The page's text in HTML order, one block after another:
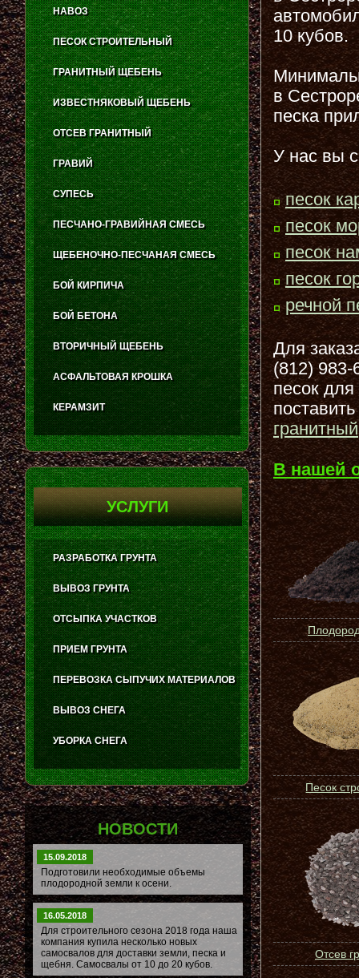
10 кубов.
в
песка
У нас вы
песок
песок
песок
песок
речной
Для
(812)
песок
гранитный
В нашей
Песок
Отсев
НАВОЗ
ПЕСОК СТРОИТЕЛЬНЫЙ
ГРАНИТНЫЙ ЩЕБЕНЬ
ИЗВЕСТНЯКОВЫЙ ЩЕБЕНЬ
ОТСЕВ ГРАНИТНЫЙ
ГРАВИЙ
СУПЕСЬ
ПЕСЧАНО-ГРАВИЙНАЯ СМЕСЬ
ЩЕБЕНОЧНО-ПЕСЧАНАЯ СМЕСЬ
БОЙ КИРПИЧА
БОЙ БЕТОНА
ВТОРИЧНЫЙ ЩЕБЕНЬ
АСФАЛЬТОВАЯ КРОШКА
КЕРАМЗИТ
УСЛУГИ
РАЗРАБОТКА ГРУНТА
ВЫВОЗ ГРУНТА
ОТСЫПКА УЧАСТКОВ
ПРИЕМ ГРУНТА
ПЕРЕВОЗКА СЫПУЧИХ МАТЕРИАЛОВ
ВЫВОЗ СНЕГА
УБОРКА СНЕГА
НОВОСТИ
15.09.2018
Подготовили необходимые объемы
плодородной земли к осени.
16.05.2018
Для строительного сезона 2018 года наша
компания купила несколько новых
самосвалов для доставки земли, песка и
щебня. Самосвалы от 10 до 20 кубов.